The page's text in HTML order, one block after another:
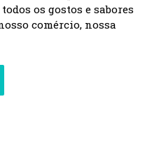
os gostos e sabores
comércio, nossa